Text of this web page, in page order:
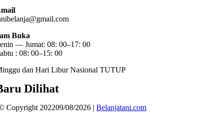
Buka
— Jumat: 08: 00–17: 00
: 08: 00–15: 00
dan Hari Libur Nasional TUTUP
Dilihat
Copyright 202209/08/2026 |Belanjatani.com